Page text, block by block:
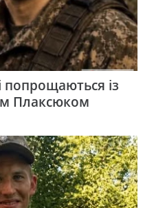
попрощаються із
Плаксюком